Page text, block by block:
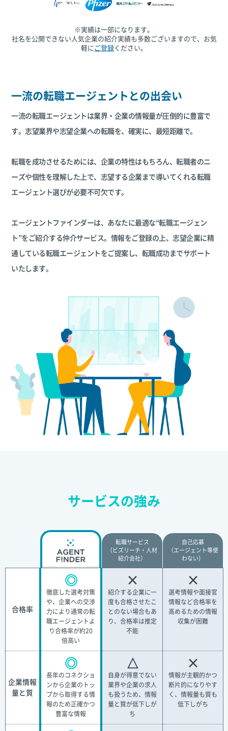
※実績は一部になります。
社名を公開できない人気企業の紹介実績も多数ございますので、お気
軽にご登録ください。
一流の転職エージェントとの出会い
一流の転職エージェントは業界・企業の情報量が圧倒的に豊富で
す。志望業界や志望企業への転職を、確実に、最短距離で。
転職を成功させるためには、企業の特性はもちろん、転職者のニ
ーズや個性を理解した上で、志望する企業まで導いてくれる転職
エージェント選びが必要不可欠です。
エージェントファインダーは、あなたに最適な“転職エージェン
ト”をご紹介する仲介サービス。情報をご登録の上、志望企業に精
通している転職エージェントをご提案し、転職成功までサポート
いたします。
サービスの強み
転職サービス
（ビズリーチ・人材
紹介会社）
自己応募
（エージェント等使
わない）
合格率
◎
徹底した選考対策
や、企業への交渉
力により通常の転
職エージェントよ
り合格率が約20
倍高い
×
紹介する企業に一
度も合格させたこ
とのない場合もあ
り、合格率は推定
不能
×
選考情報や面接官
情報など合格率を
高めるための情報
収集が困難
企業情報
量と質
◎
長年のコネクショ
ンから企業のトッ
プから取得する情
報のため正確かつ
豊富な情報
△
自身が得意でない
業界や企業の求人
も扱うため、情報
量と質が低下しが
ち
×
情報が主観的かつ
断片的になりやす
く、情報量も質も
低下しがち